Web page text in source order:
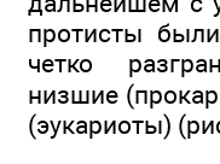
протисты
четко
низшие
(эукариоты)